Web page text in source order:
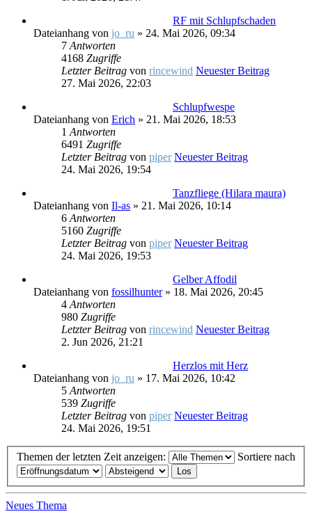
RF mit Schlupfschaden
Dateianhang von jo_ru » 24. Mai 2026, 09:34
7 Antworten
4168 Zugriffe
Letzter Beitrag von rincewind Neuester Beitrag
27. Mai 2026, 22:03
Schlupfwespe
Dateianhang von Erich » 21. Mai 2026, 18:53
1 Antworten
6491 Zugriffe
Letzter Beitrag von piper Neuester Beitrag
24. Mai 2026, 19:54
Tanzfliege (Hilara maura)
Dateianhang von Il-as » 21. Mai 2026, 10:14
6 Antworten
5160 Zugriffe
Letzter Beitrag von piper Neuester Beitrag
24. Mai 2026, 19:53
Gelber Affodil
Dateianhang von fossilhunter» 18. Mai 2026, 20:45
4 Antworten
980 Zugriffe
Letzter Beitrag von rincewind Neuester Beitrag
2. Jun 2026, 21:21
Herzlos mit Herz
Dateianhang von jo_ru » 17. Mai 2026, 10:42
5 Antworten
539 Zugriffe
Letzter Beitrag von piper Neuester Beitrag
24. Mai 2026, 19:51
Themen der letzten Zeit anzeigen: Sortiere nach
Neues Thema